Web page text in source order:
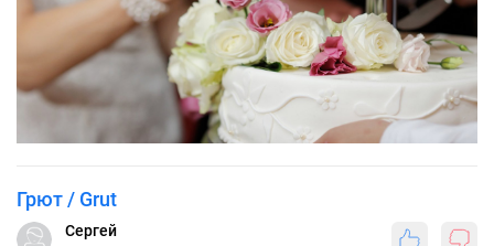
Грют / Grut
Сергей